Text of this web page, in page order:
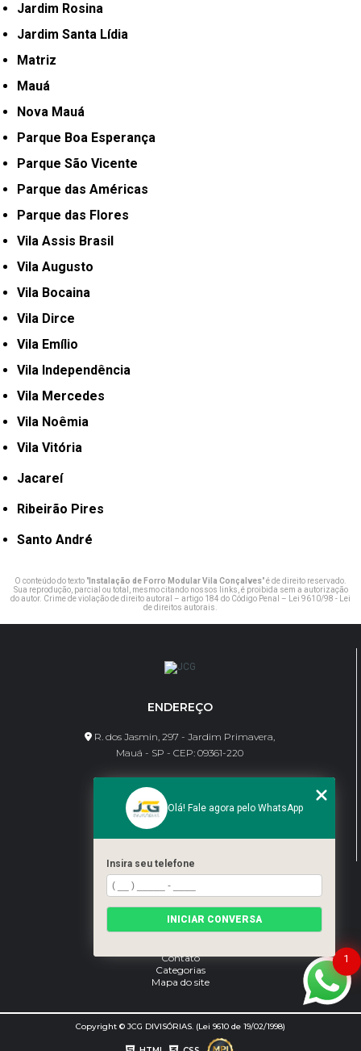
Jardim Rosina
Jardim Santa Lídia
Matriz
Mauá
Nova Mauá
Parque Boa Esperança
Parque São Vicente
Parque das Américas
Parque das Flores
Vila Assis Brasil
Vila Augusto
Vila Bocaina
Vila Dirce
Vila Emílio
Vila Independência
Vila Mercedes
Vila Noêmia
Vila Vitória
Jacareí
Ribeirão Pires
Santo André
O conteúdo do texto " Instalação de Forro Modular Vila Conçalves" é de direito reservado.
Sua reprodução, parcial ou total, mesmo citando nossos links, é proibida sem a autorização
do autor. Crime de violação de direito autoral – artigo 184 do Código Penal – Lei 9610/98 - Lei
de direitos autorais.
ENDEREÇO
R. dos Jasmin, 297 - Jardim Primavera,
Mauá - SP - CEP: 09361-220
CONTATO
(11) 95462-8630
bene@jcgdivisorias.com
Home
Sobre Nós
Serviços
Contato
Categorias
Mapa do site
Copyright © JCG DIVISÓRIAS. (Lei 9610 de 19/02/1998)
1
Olá! Fale agora pelo WhatsApp
Insira seu telefone
INICIAR CONVERSA